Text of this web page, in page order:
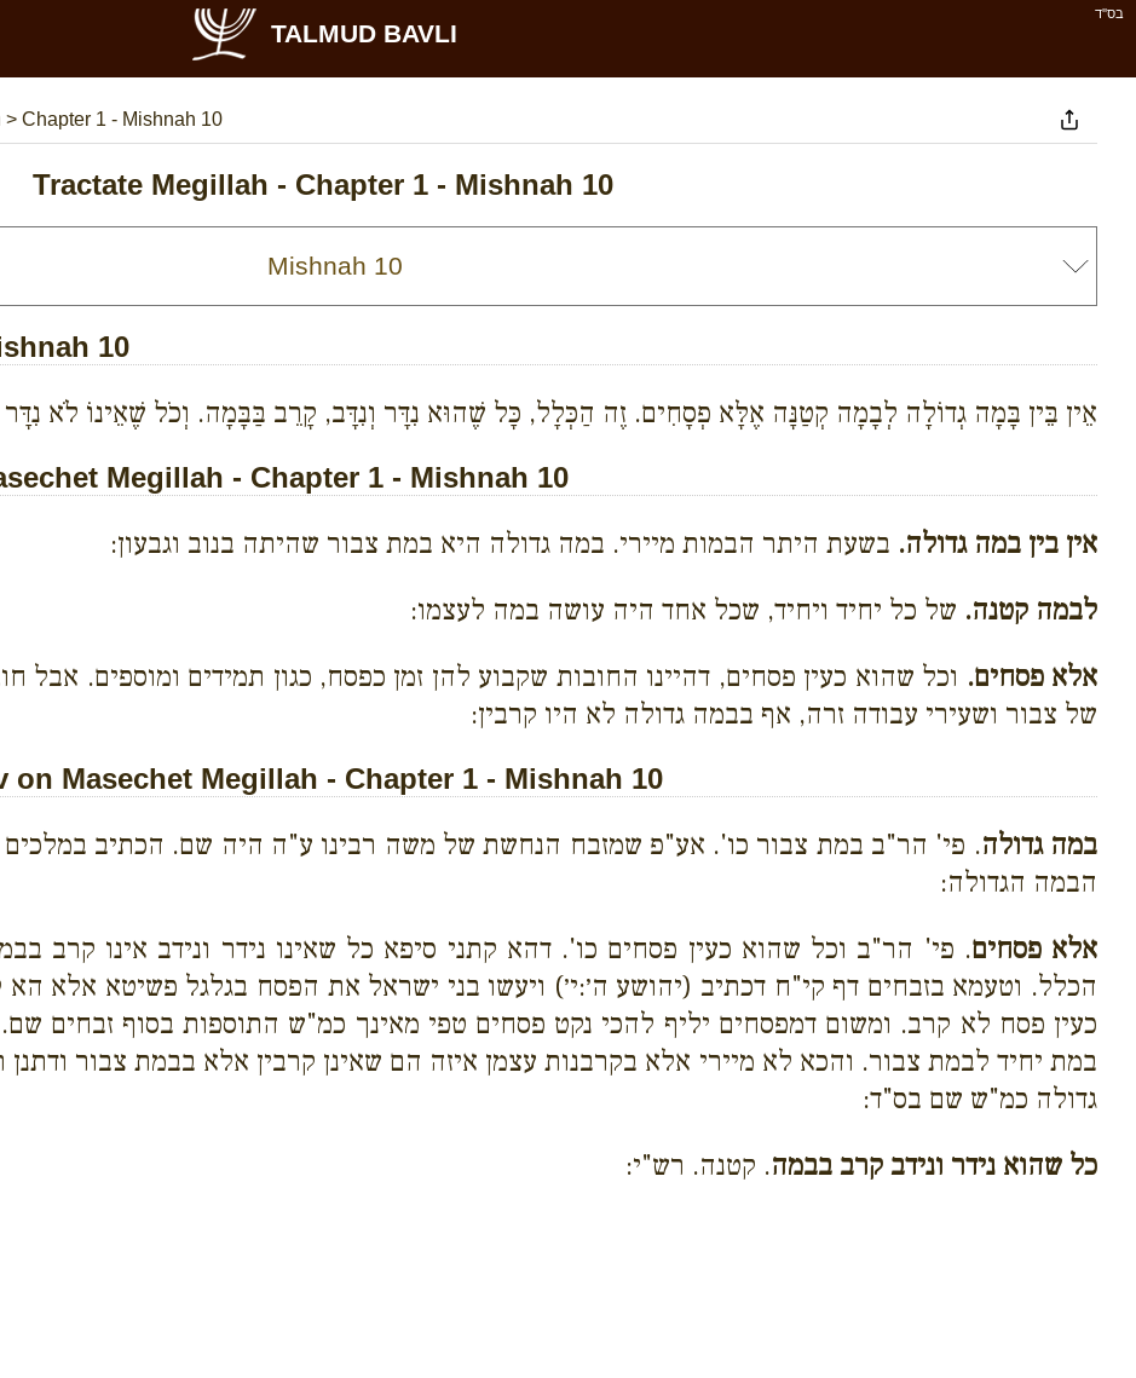
בס''ד
TALMUD BAVLI
> Chapter 1 - Mishnah 10
Tractate Megillah - Chapter 1 - Mishnah 10
10
אֵין בֵּין בָּמָה גְדוֹלָה לְבָמָה קְטַנָּה אֶלָּא פְסָחִים. זֶה הַכְּלָל, כָּל שֶׁהוּא נִדָּר וְנִדָּב, קָרֵב בַּבָּמָה. וְכֹל שֶׁאֵינוֹ לֹא
Megillah - Chapter 1 - Mishnah 10
אין בין במה גדולה. בשעת היתר הבמות מיירי. במה גדולה היא במת צבור שהיתה בנוב וגבעון:
לבמה קטנה. של כל יחיד ויחיד, שכל אחד היה עושה במה לעצמו:
אלא פסחים. וכל שהוא כעין פסחים, דהיינו החובות שקבוע להן זמן כפסח, כגון תמידים ומוספים. אבל
של צבור ושעירי עבודה זרה, אף בבמה גדולה לא היו קרבין:
on Masechet Megillah - Chapter 1 - Mishnah 10
במה גדולה. פי' הר"ב במת צבור כו'. אע"פ שמזבח הנחשת של משה רבינו ע"ה היה שם. הכתיב במלכים
הבמה הגדולה:
אלא פסחים. פי' הר"ב וכל שהוא כעין פסחים כו'. דהא קתני סיפא כל שאינו נידר ונידב אינו קרב
הכלל. וטעמא בזבחים דף קי"ח דכתיב (יהושע ה׳:י׳) ויעשו בני ישראל את הפסח בגלגל פשיטא אלא
כעין פסח לא קרב. ומשום דמפסחים יליף להכי נקט פסחים טפי מאינך כמ"ש התוספות בסוף זבחים
במת יחיד לבמת צבור. והכא לא מיירי אלא בקרבנות עצמן איזה הם שאינן קרבין אלא בבמת צבור
גדולה כמ"ש שם בס"ד:
כל שהוא נידר ונידב קרב בבמה. קטנה. רש"י: